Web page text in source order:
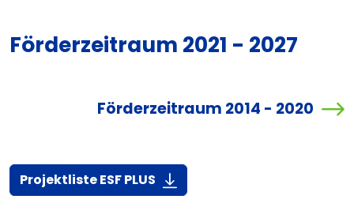
Förderzeitraum 2021 - 2027
Förderzeitraum 2014 - 2020
Projektliste ESF PLUS (916,7 KiB)